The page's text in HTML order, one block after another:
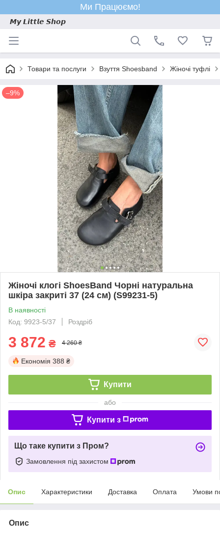
Ми Працюємо!
𝙈𝙮 𝙇𝙞𝙩𝙩𝙡𝙚 𝙎𝙝𝙤𝙥
Товари та послуги Взуття Shoesband Жіночі туфлі
–9%
Жіночі клогі ShoesBand Чорні натуральна
шкіра закриті 37 (24 см) (S99231-5)
В наявності
Код: 9923-5/37
Роздріб
3 872 ₴ 4 260 ₴
Економія 388 ₴
Купити
або
Купити з
Що таке купити з Пром?
Замовлення під захистом
Опис Характеристики Доставка Оплата Умови
Опис